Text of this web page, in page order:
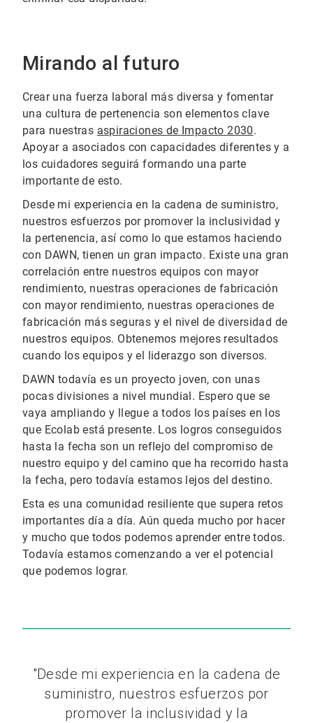
Mirando al futuro
Crear una fuerza laboral más diversa y fomentar
una cultura de pertenencia son elementos clave
para nuestras aspiraciones de Impacto 2030.
Apoyar a asociados con capacidades diferentes y a
los cuidadores seguirá formando una parte
importante de esto.
Desde mi experiencia en la cadena de suministro,
nuestros esfuerzos por promover la inclusividad y
la pertenencia, así como lo que estamos haciendo
con DAWN, tienen un gran impacto. Existe una gran
correlación entre nuestros equipos con mayor
rendimiento, nuestras operaciones de fabricación
con mayor rendimiento, nuestras operaciones de
fabricación más seguras y el nivel de diversidad de
nuestros equipos. Obtenemos mejores resultados
cuando los equipos y el liderazgo son diversos.
DAWN todavía es un proyecto joven, con unas
pocas divisiones a nivel mundial. Espero que se
vaya ampliando y llegue a todos los países en los
que Ecolab está presente. Los logros conseguidos
hasta la fecha son un reflejo del compromiso de
nuestro equipo y del camino que ha recorrido hasta
la fecha, pero todavía estamos lejos del destino.
Esta es una comunidad resiliente que supera retos
importantes día a día. Aún queda mucho por hacer
y mucho que todos podemos aprender entre todos.
Todavía estamos comenzando a ver el potencial
que podemos lograr.
"Desde mi experiencia en la cadena de
suministro, nuestros esfuerzos por
promover la inclusividad y la